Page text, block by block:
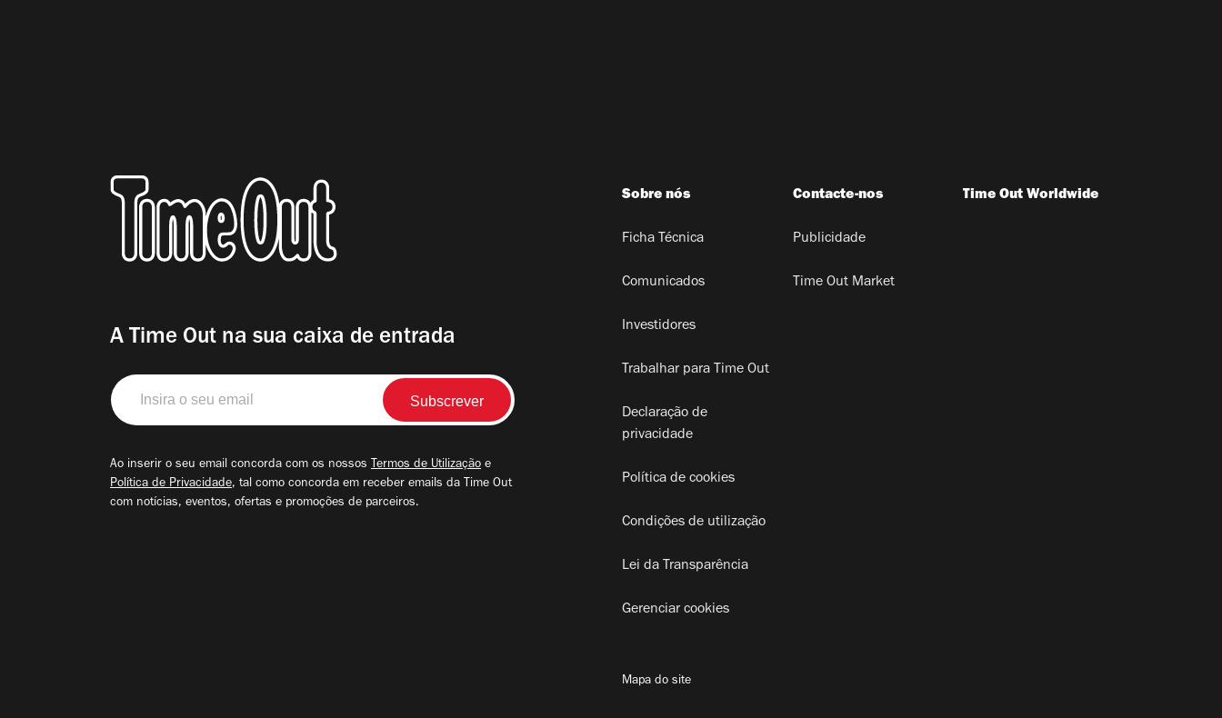
A Time Out na sua caixa de entrada
Insira
o
seu
Ao inserir o seu email concorda com os nossos Termos de Utilização e
Política de Privacidade, tal como concorda em receber emails da Time Out
com notícias, eventos, ofertas e promoções de parceiros.
Sobre nós
Ficha Técnica
Comunicados
Investidores
Trabalhar para Time Out
Declaração de
privacidade
Política de cookies
Condições de utilização
Lei da Transparência
Gerenciar cookies
Contacte-nos
Publicidade
Time Out Market
Time Out Worldwide
Mapa do site